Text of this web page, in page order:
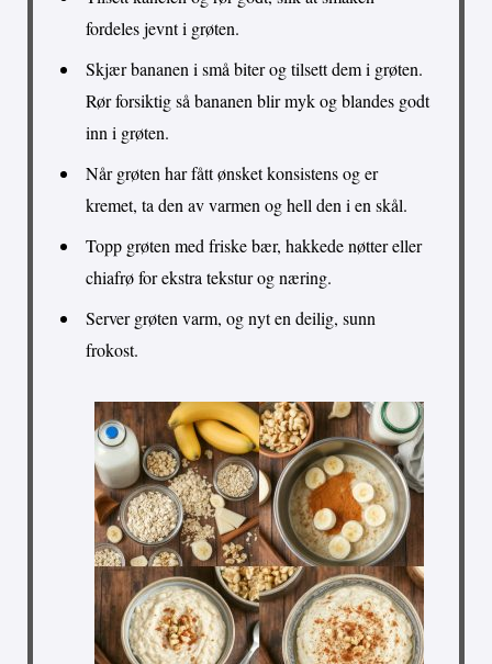
fordeles jevnt i grøten.
Skjær bananen i små biter og tilsett dem i grøten.
Rør forsiktig så bananen blir myk og blandes godt
inn i grøten.
Når grøten har fått ønsket konsistens og er
kremet, ta den av varmen og hell den i en skål.
Topp grøten med friske bær, hakkede nøtter eller
chiafrø for ekstra tekstur og næring.
Server grøten varm, og nyt en deilig, sunn
frokost.